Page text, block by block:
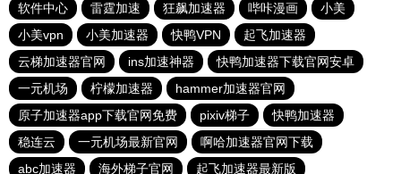
软件中心
雷霆加速 狂飙加速器 哔咔漫画
小美
小美vpn
小美加速器 快鸭VPN
起飞加速器
云梯加速器官网
ins加速神器
快鸭加速器下载官网安卓
一元机场
柠檬加速器
hammer加速器官网
原子加速器app下载官网免费
pixiv梯子
快鸭加速器
稳连云
一元机场最新官网
啊哈加速器官网下载
abc加速器
海外梯子官网 起飞加速器最新版